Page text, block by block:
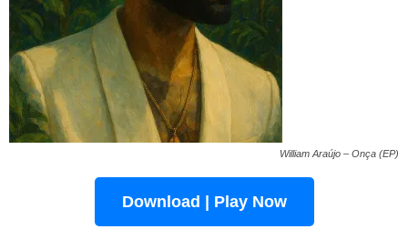
William Araújo – Onça (EP)
Download | Play Now